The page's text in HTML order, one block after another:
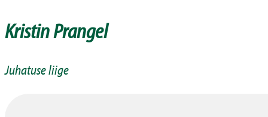
Kristin Prangel
Juhatuse liige